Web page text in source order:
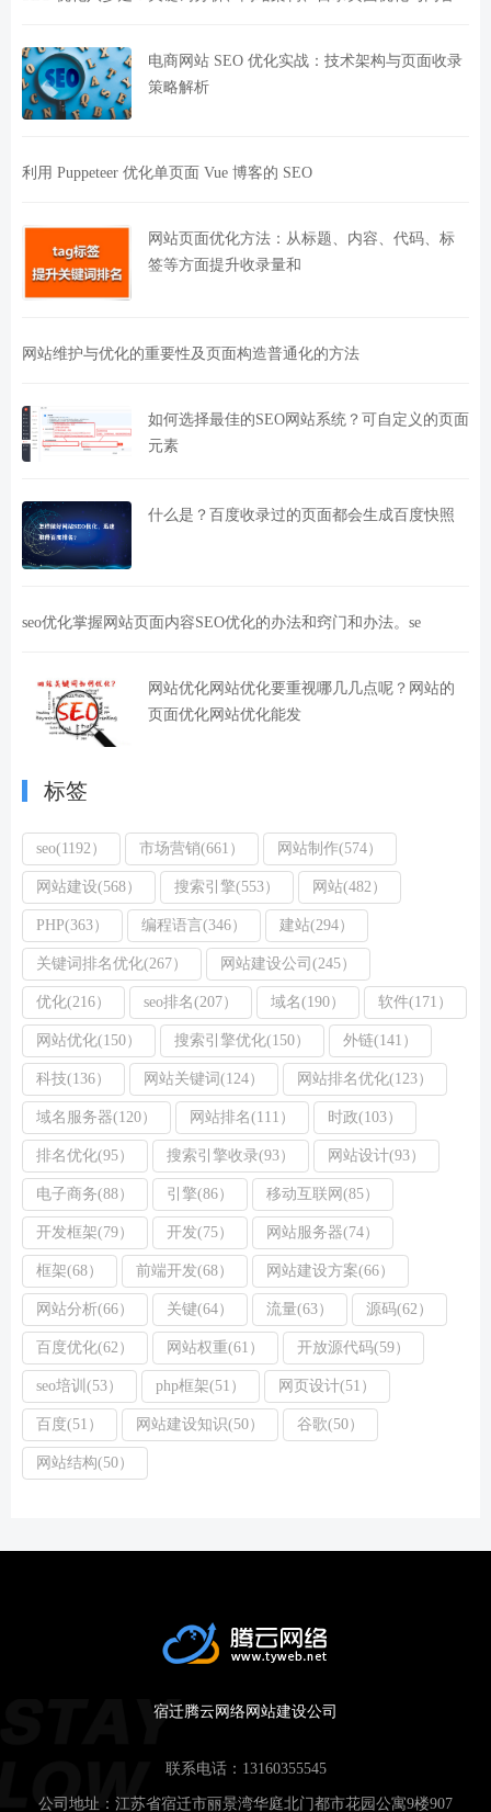
电商网站 SEO 优化实战：技术架构与页面收录
策略解析
利用 Puppeteer 优化单页面 Vue 博客的 SEO
网站页面优化方法：从标题、内容、代码、标
签等方面提升收录量和
网站维护与优化的重要性及页面构造普通化的方法
如何选择最佳的SEO网站系统？可自定义的页面
元素
什么是？百度收录过的页面都会生成百度快照
seo优化掌握网站页面内容SEO优化的办法和窍门和办法。se
网站优化网站优化要重视哪几几点呢？网站的
页面优化网站优化能发
标签
seo(1192） 市场营销(661） 网站制作(574）
网站建设(568） 搜索引擎(553） 网站(482）
PHP(363） 编程语言(346） 建站(294）
关键词排名优化(267） 网站建设公司(245）
优化(216） seo排名(207） 域名(190） 软件(171）
网站优化(150） 搜索引擎优化(150） 外链(141）
科技(136） 网站关键词(124） 网站排名优化(123）
域名服务器(120） 网站排名(111） 时政(103）
排名优化(95） 搜索引擎收录(93） 网站设计(93）
电子商务(88） 引擎(86） 移动互联网(85）
开发框架(79） 开发(75） 网站服务器(74）
框架(68） 前端开发(68） 网站建设方案(66）
网站分析(66） 关键(64） 流量(63） 源码(62）
百度优化(62） 网站权重(61） 开放源代码(59）
seo培训(53） php框架(51） 网页设计(51）
百度(51） 网站建设知识(50） 谷歌(50）
网站结构(50）
宿迁腾云网络网站建设公司
联系电话： 13160355545
公司地址：江苏省宿迁市丽景湾华庭北门都市花园公寓9楼907